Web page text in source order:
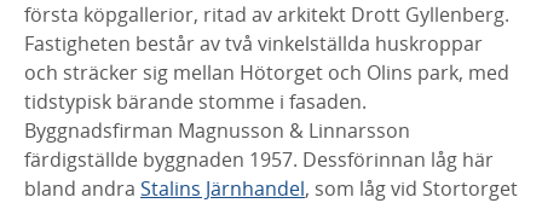
första köpgallerior, ritad avarkitekt Drott Gyllenberg.
Fastigheten består av två vinkelställda huskroppar
och sträcker sig mellan Hötorget och Olins park, med
tidstypisk bärande stomme i fasaden.
Byggnadsfirman Magnusson & Linnarsson
färdigställde byggnaden 1957. Dessförinnan låg här
bland andra Stalins Järnhandel, som låg vid Stortorget